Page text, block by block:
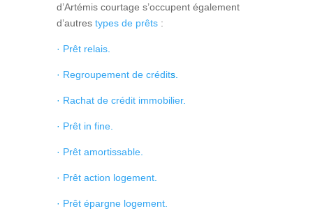
d’Artémis courtage s’occupent également
d’autres types de prêts :
· Prêt relais.
· Regroupement de crédits.
· Rachat de crédit immobilier.
· Prêt in fine.
· Prêt amortissable.
· Prêt action logement.
· Prêt épargne logement.